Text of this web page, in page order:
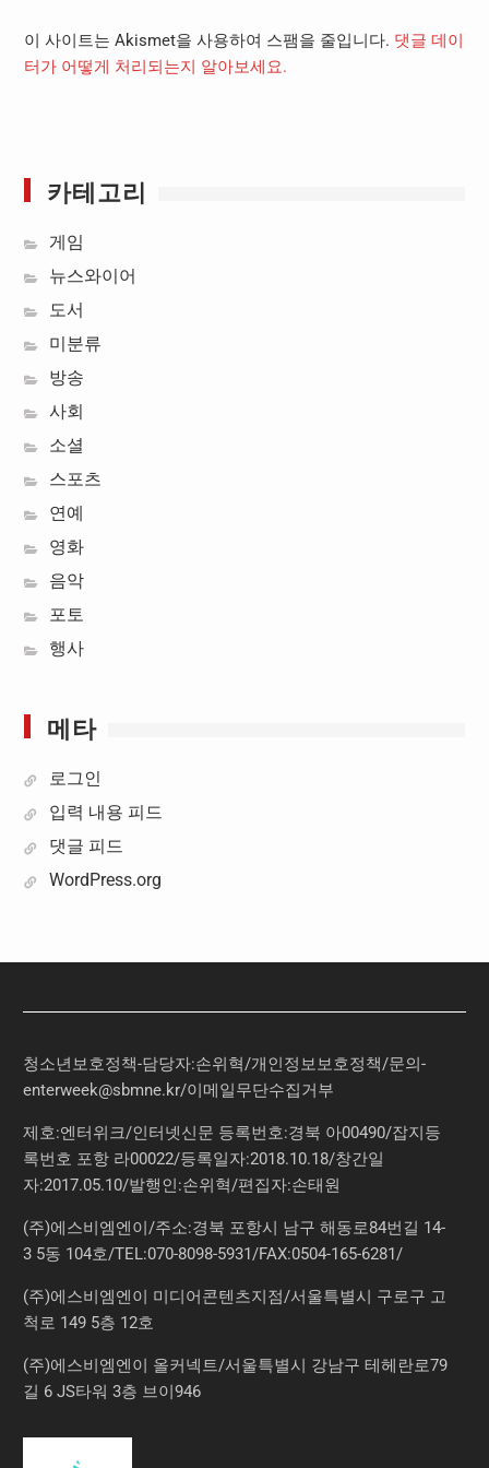
이 사이트는 Akismet을 사용하여 스팸을 줄입니다. 댓글 데이
터가 어떻게 처리되는지 알아보세요.
카테고리
게임
뉴스와이어
도서
미분류
방송
사회
소셜
스포츠
연예
영화
음악
포토
행사
메타
로그인
입력 내용 피드
댓글 피드
WordPress.org
청소년보호정책-담당자:손위혁/개인정보보호정책/문의-
enterweek@sbmne.kr/이메일무단수집거부
제호:엔터위크/인터넷신문 등록번호:경북 아00490/잡지등
록번호 포항 라00022/등록일자:2018.10.18/창간일
자:2017.05.10/발행인:손위혁/편집자:손태원
(주)에스비엠엔이/주소:경북 포항시 남구 해동로84번길 14-
3 5동 104호/TEL:070-8098-5931/FAX:0504-165-6281/
(주)에스비엠엔이 미디어콘텐츠지점/서울특별시 구로구 고
척로 149 5층 12호
(주)에스비엠엔이 올커넥트/서울특별시 강남구 테헤란로79
길 6 JS타워 3층 브이946